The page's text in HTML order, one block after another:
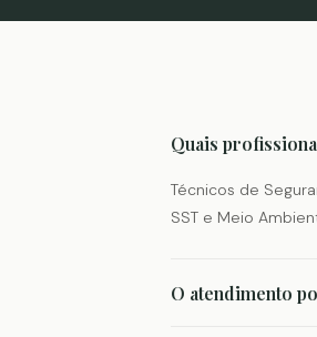
Quais
Técnicos de
SST e Meio
O atendimento